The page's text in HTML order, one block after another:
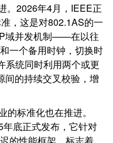
。2026年4月，IEEE正
，这是对802.1AS的一
域并发机制——在以往
一个备用时钟，切换时
系统同时利用两个或更
间的持续交叉校验，增
标准化也在推进。
底正式发布，它针对